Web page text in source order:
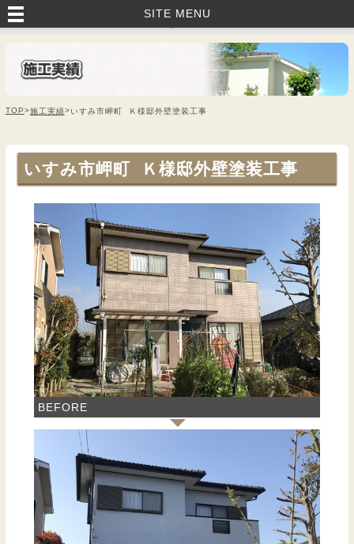
いすみ市・茂原市・睦沢町で外壁塗装・塗り替えなら｜藤美建装へお任
SITE MENU
TOP>施工実績>いすみ市岬町 Ｋ様邸外壁塗装工事
いすみ市岬町 Ｋ様邸外壁塗装工事
BEFORE